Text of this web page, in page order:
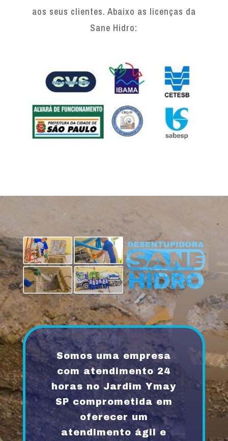
aos seus clientes. Abaixo as licenças da
Sane Hidro:
Somos uma empresa
com atendimento 24
horas no Jardim Ymay
SP comprometida em
oferecer um
atendimento ágil e